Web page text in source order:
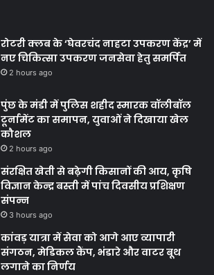
रोटरी क्लब के ‘घेवरचंद नाहटा उपकरण केंद्र’ में
नए चिकित्सा उपकरण जनसेवा हेतु समर्पित
2 hours ago
पुंछ के मंडी में पुलिस शहीद स्मारक वॉलीबॉल
टूर्नामेंट का समापन, युवाओं ने दिखाया खेल
कौशल
2 hours ago
संरक्षित खेती से बढ़ेगी किसानों की आय, कृषि
विज्ञान केन्द्र बस्ती में पांच दिवसीय प्रशिक्षण
संपन्न
3 hours ago
कांवड़ यात्रा में सेवा को आगे आए व्यापारी
संगठन, मेडिकल कैंप, भंडारे और वाटर बूथ
लगाने का निर्णय